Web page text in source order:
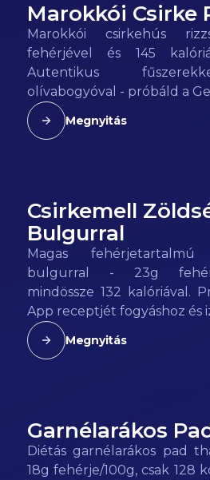
152kcal
Marokkói Csirke
Marokkói csirkehús
fehérjével és 145
Autentikus
olívabogyóval - próbáld a
Megnyitás
132 kcal
Csirkemell
Bulgurral
Magas
bulgurral - 23g
mindössze 132 kalóriával.
App receptjét fogyáshoz és
Megnyitás
128kcal
Garnélarákos
Diétás garnélarákos pad
18g fehérje/100g, csak 128